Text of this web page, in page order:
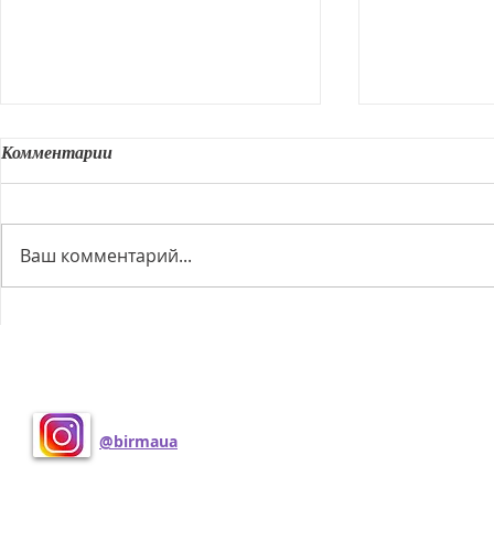
У нас є кошенята! Вчотирьох
Комментарии
Ваш комментарий...
@birmaua